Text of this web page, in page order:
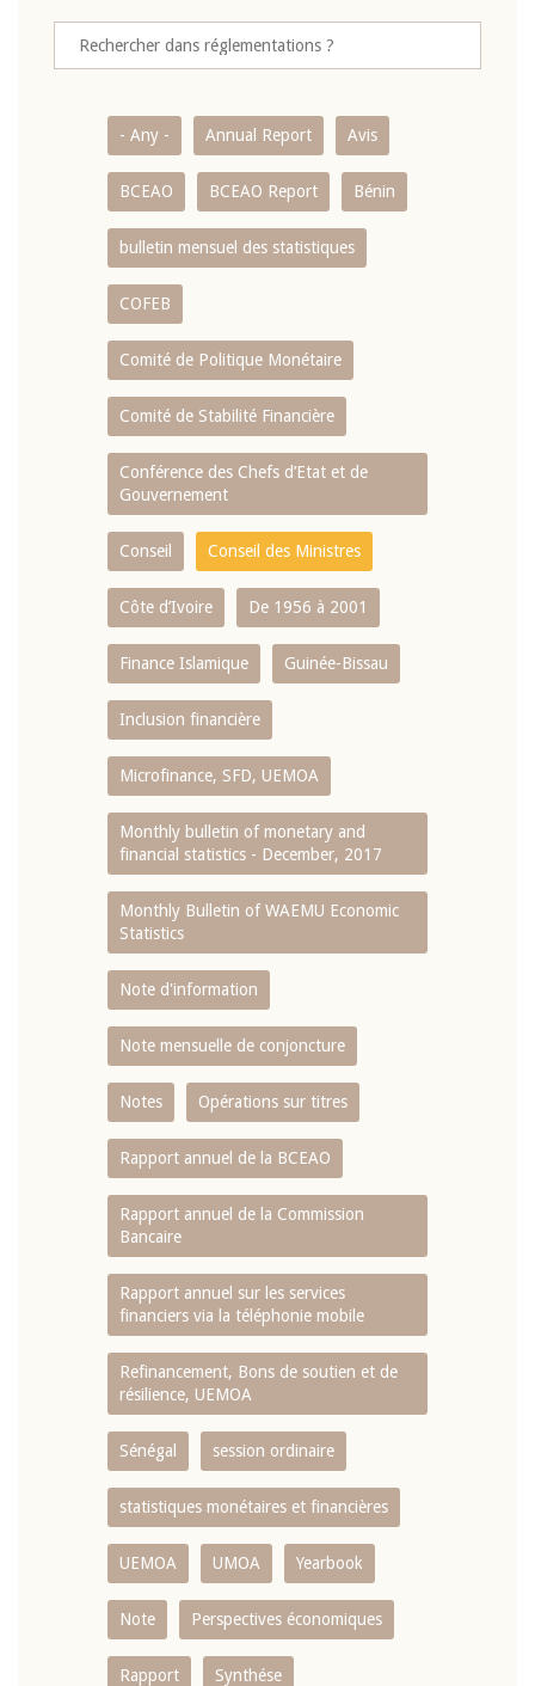
- Any - Annual Report Avis
BCEAO BCEAO Report Bénin
bulletin mensuel des statistiques
COFEB
Comité de Politique Monétaire
Comité de Stabilité Financière
Conférence des Chefs d’Etat et de
Gouvernement
Conseil Conseil des Ministres
Côte d’Ivoire De 1956 à 2001
Finance Islamique Guinée-Bissau
Inclusion financière
Microfinance, SFD, UEMOA
Monthly bulletin of monetary and
financial statistics - December, 2017
Monthly Bulletin of WAEMU Economic
Statistics
Note d'information
Note mensuelle de conjoncture
Notes Opérations sur titres
Rapport annuel de la BCEAO
Rapport annuel de la Commission
Bancaire
Rapport annuel sur les services
financiers via la téléphonie mobile
Refinancement, Bons de soutien et de
résilience, UEMOA
Sénégal session ordinaire
statistiques monétaires et financières
UEMOA UMOA Yearbook
Note Perspectives économiques
Rapport Synthése